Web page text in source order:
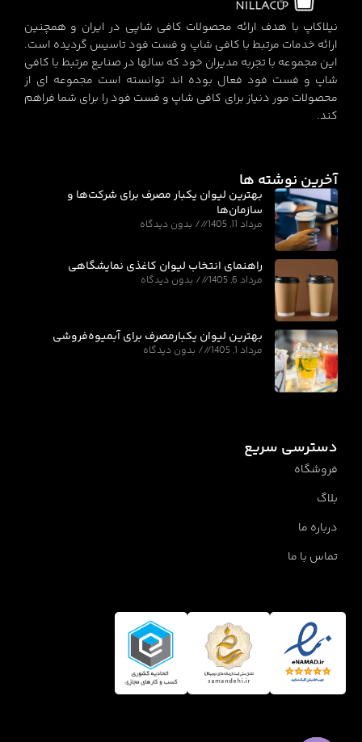
نیلاکاپ با هدف ارائه محصولات کافی شاپی در ایران و همچنین
ارائه خدمات مرتبط با کافی شاپ و فست فود تاسیس گردیده است.
این مجموعه با تجربه مدیران خود که سالها در صنایع مرتبط با کافی
شاپ و فست فود فعال بوده اند توانسته است مجموعه ای از
محصولات مور دنیاز برای کافی شاپ و فست فود را برای شما فراهم
کند.
آخرین نوشته ها
بهترین لیوان یکبار مصرف برای شرکت‌ها و
سازمان‌ها
مرداد 11, 1405 بدون دیدگاه
راهنمای انتخاب لیوان کاغذی نمایشگاهی
مرداد 6, 1405 بدون دیدگاه
بهترین لیوان یکبارمصرف برای آبمیوه‌فروشی
مرداد 1, 1405 بدون دیدگاه
دسترسی سریع
فروشگاه
بلاگ
درباره ما
تماس با ما